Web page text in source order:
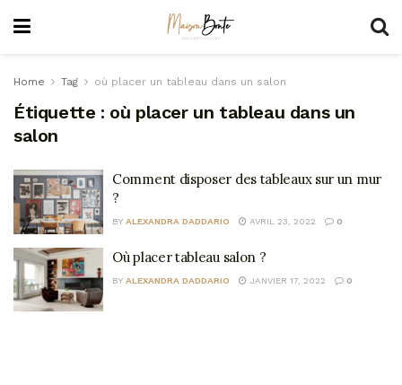
Home Tag où placer un tableau dans un salon
Étiquette : où placer un tableau dans un
salon
Comment disposer des tableaux sur un mur
?
BY ALEXANDRA DADDARIO AVRIL 23, 2022 0
Où placer tableau salon ?
BY ALEXANDRA DADDARIO JANVIER 17, 2022 0